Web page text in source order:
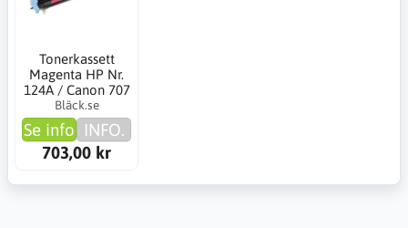
Tonerkassett
Magenta HP Nr.
124A / Canon 707
Bläck.se
Se info INFO.
703,00 kr